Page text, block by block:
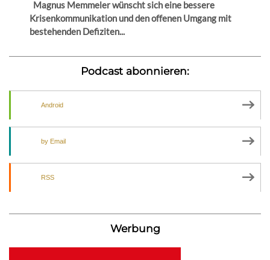
Magnus Memmeler wünscht sich eine bessere
Krisenkommunikation und den offenen Umgang mit
bestehenden Defiziten...
Podcast abonnieren:
Android
by Email
RSS
Werbung